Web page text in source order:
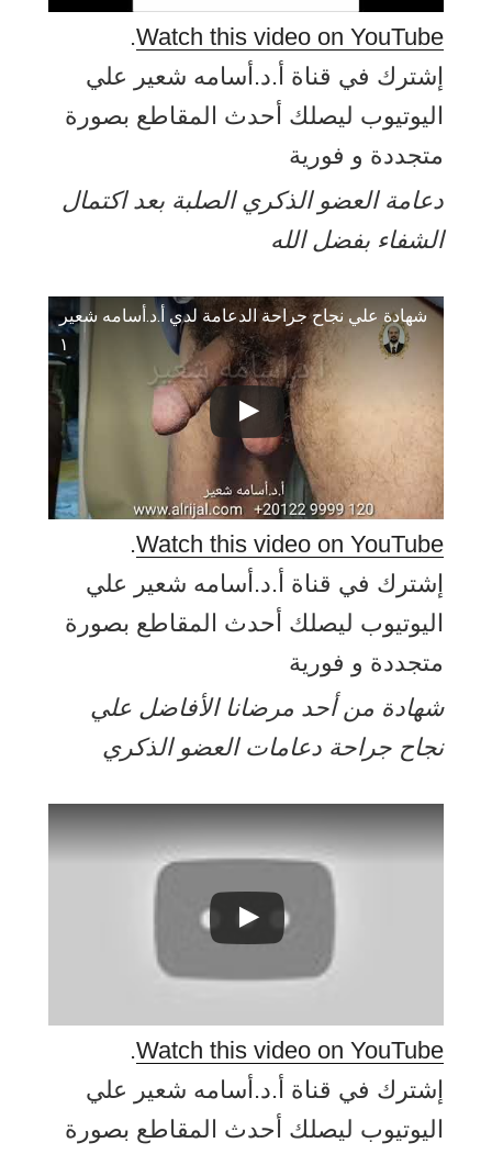
Watch this video on YouTube
.
إشترك في قناة أ.د.أسامه شعير علي
اليوتيوب ليصلك أحدث المقاطع بصورة
متجددة و فورية
دعامة العضو الذكري الصلبة بعد اكتمال
الشفاء بفضل الله
شهادة علي نجاح جراحة الدعامة لدي أ.د.أسامه شعير
۱
Watch this video on YouTube
.
إشترك في قناة أ.د.أسامه شعير علي
اليوتيوب ليصلك أحدث المقاطع بصورة
متجددة و فورية
شهادة من أحد مرضانا الأفاضل علي
نجاح جراحة دعامات العضو الذكري
Watch this video on YouTube
.
إشترك في قناة أ.د.أسامه شعير علي
اليوتيوب ليصلك أحدث المقاطع بصورة